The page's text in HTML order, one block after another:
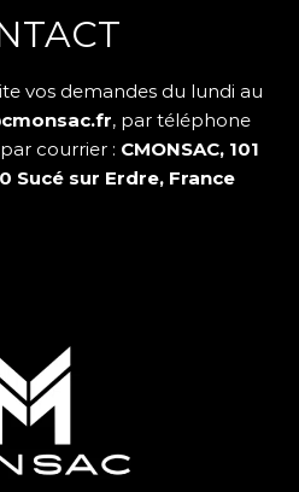
vos demandes du lundi au
, par téléphone
courrier : CMONSAC, 101
Sucé sur Erdre, France